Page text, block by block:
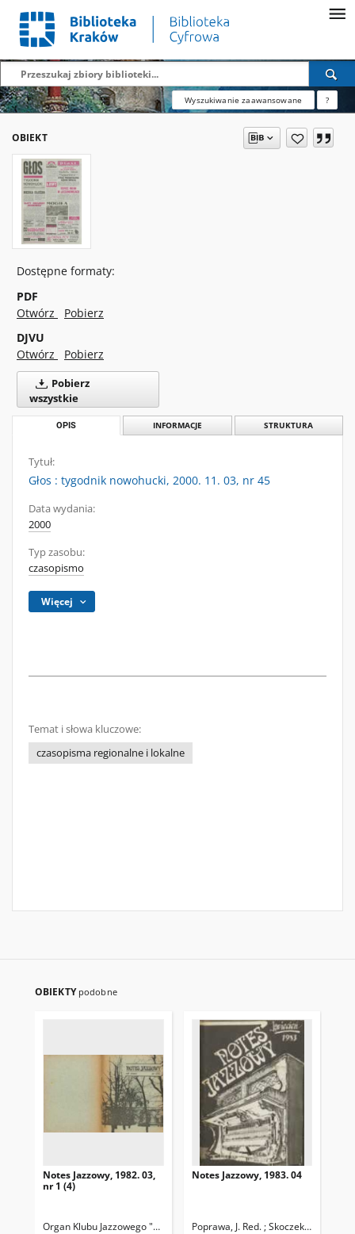
Wyszukiwanie zaawansowane ?
OBIEKT
Dostępne formaty:
PDF
Otwórz
Pobierz
DJVU
Otwórz
Pobierz
Pobierz
wszystkie
OPIS INFORMACJE STRUKTURA
Tytuł:
Głos : tygodnik nowohucki, 2000. 11. 03, nr 45
Data wydania:
2000
Typ zasobu:
czasopismo
Więcej
Temat i słowa kluczowe:
czasopisma regionalne i lokalne
OBIEKTY podobne
Notes Jazzowy, 1982. 03,
nr 1 (4)
Organ Klubu Jazzowego "Rotunda" Skoczek, T. Red.
Notes Jazzowy, 1983. 04
Poprawa, J. Red. ; Skoczek T. Red.